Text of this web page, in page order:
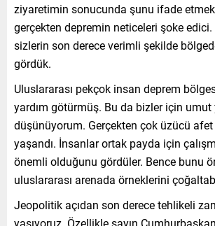
ziyaretimin sonucunda şunu ifade
gerçekten depremin neticeleri şoke edici.
sizlerin son derece verimli şekilde bölgede
gördük.
Uluslararası pekçok insan deprem
yardım götürmüş. Bu da bizler için
düşünüyorum. Gerçekten çok üzücü
yaşandı. İnsanlar ortak payda için
önemli olduğunu gördüler. Bence bunu
uluslararası arenada örneklerini
Jeopolitik açıdan son derece tehlikeli
yaşıyoruz. Özellikle sayın